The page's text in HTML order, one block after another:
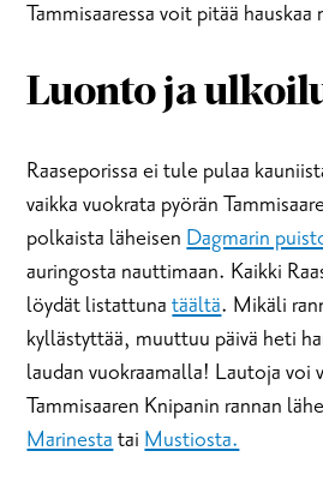
Tammisaaressa voit pitää hauskaa
Luonto ja
Raaseporissa ei tule pulaa
vaikka vuokrata pyörän
polkaista läheisen Dagmarin
auringosta nauttimaan. Kaikki
löydät listattunatäältä. Mikäli
kyllästyttää, muuttuu päivä heti
laudan vuokraamalla! Lautoja voi
Tammisaaren Knipanin rannan
Marinesta tai Mustiosta.